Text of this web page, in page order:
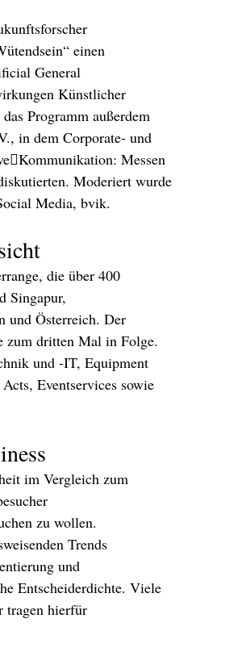
einen
General
Künstlicher
Programm außerdem
in dem Corporate- und
Messen
Moderiert wurde
Media, bvik.
die über 400
Singapur,
und Österreich. Der
zum dritten Mal in Folge.
und -IT, Equipment
Eventservices sowie
im Vergleich zum
zu wollen.
Trends
und
Entscheiderdichte. Viele
tragen hierfür